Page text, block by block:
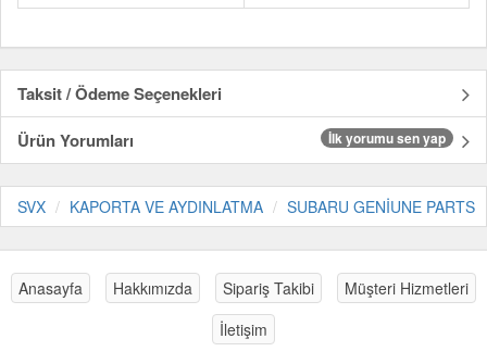
Taksit / Ödeme Seçenekleri
Ürün Yorumları
İlk yorumu sen yap
SVX KAPORTA VE AYDINLATMA SUBARU GENİUNE PARTS
Anasayfa Hakkımızda Sipariş Takibi
Müşteri Hizmetleri
İletişim